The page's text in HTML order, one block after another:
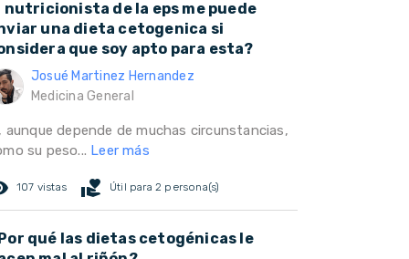
nutricionista de la eps me puede
una dieta cetogenica si
que soy apto para esta?
Josué Martinez Hernandez
Medicina General
aunque depende de muchas circunstancias,
su peso... Leer más
107 vistas volunteer_activism Útil para 2 persona(s)
qué las dietas cetogénicas le